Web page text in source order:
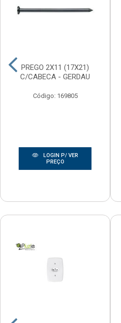
PREGO 2X11 (17X21)
C/CABECA - GERDAU
Código: 169805
LOGIN P/ VER
PREÇO